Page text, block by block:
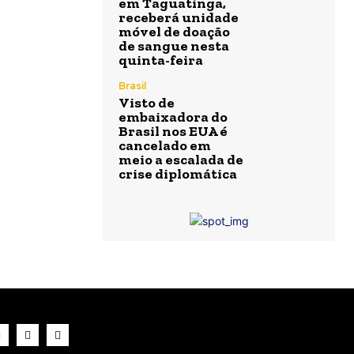
receberá unidade
móvel de doação
de sangue nesta
quinta-feira
Brasil
Visto de
embaixadora do
Brasil nos EUA é
cancelado em
meio a escalada de
crise diplomática